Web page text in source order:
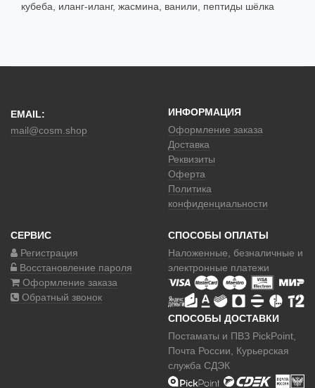
кубеба, иланг-иланг, жасмина, ванили, пептиды шёлка
EMAIL:
mail@cosm.shop
ИНФОРМАЦИЯ
Оформление заказа
Доставка
Реквизиты
Оферта
Политика
конфиденциальности
СЕРВИС
Регистрация
Восстановление пароля
Оформление заказа
Обратный звонок
СПОСОБЫ ОПЛАТЫ
Наложенные , безналичные и
электронные платежи
СПОСОБЫ ДОСТАВКИ
Постаматы и ПВЗ PickPoint,
Почта России, Курьерская
служба СДЭК